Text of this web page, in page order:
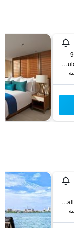
Blvd. Kukulcan, Manzana 51, Lote 7, كانكون, ولاية كينتانا رو, المكسيك
Calle Quetzal No.11, Km 7.5, كانكون, ولاية كينتانا رو, المكسيك